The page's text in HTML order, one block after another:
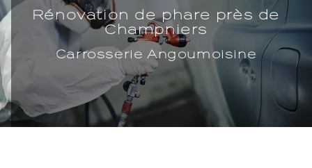
Rénovation de phare près de
Champniers
Carrosserie Angoumoisine